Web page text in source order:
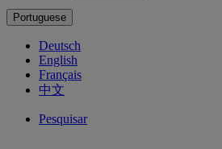
Portuguese
Deutsch
English
Français
中文
Pesquisar